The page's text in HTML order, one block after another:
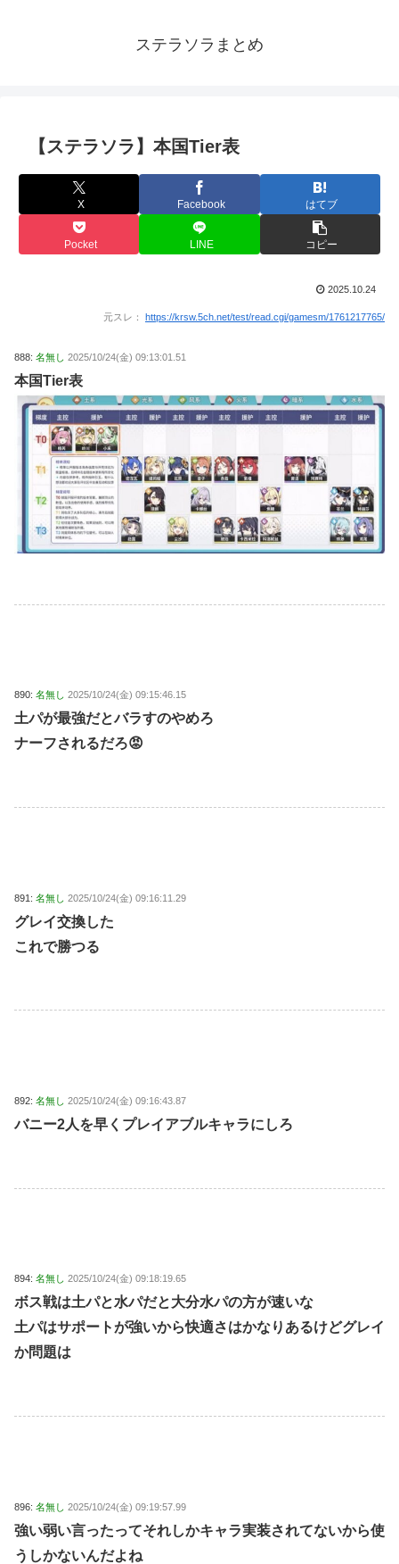
ステラソラまとめ
【ステラソラ】本国Tier表
X Facebook はてブ
Pocket LINE コピー
2025.10.24
元スレ： https://krsw.5ch.net/test/read.cgi/gamesm/1761217765/
888: 名無し 2025/10/24(金) 09:13:01.51
本国Tier表
890: 名無し 2025/10/24(金) 09:15:46.15
土パが最強だとバラすのやめろ
ナーフされるだろ😡
891: 名無し 2025/10/24(金) 09:16:11.29
グレイ交換した
これで勝つる
892: 名無し 2025/10/24(金) 09:16:43.87
バニー2人を早くプレイアブルキャラにしろ
894: 名無し 2025/10/24(金) 09:18:19.65
ボス戦は土パと水パだと大分水パの方が速いな
土パはサポートが強いから快適さはかなりあるけどグレイ
か問題は
896: 名無し 2025/10/24(金) 09:19:57.99
強い弱い言ったってそれしかキャラ実装されてないから使
うしかないんだよね